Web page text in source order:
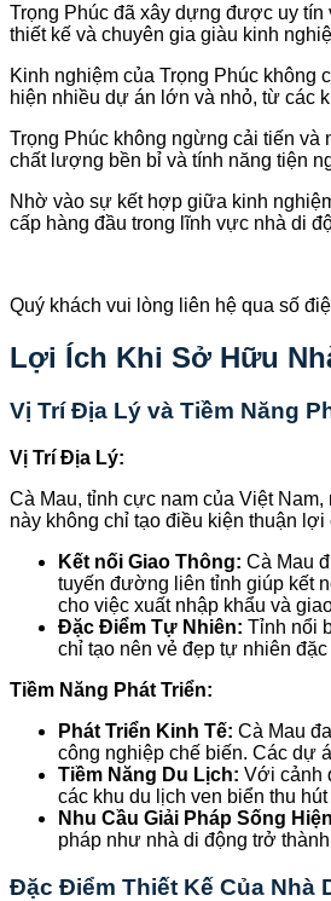
Trọng Phúc đã xây dựng được uy
thiết kế và chuyên gia giàu kinh
Kinh nghiệm của Trọng Phúc không
hiện nhiều dự án lớn và nhỏ, từ các
Trọng Phúc không ngừng cải tiến và
chất lượng bền bỉ và tính năng tiện
Nhờ vào sự kết hợp giữa kinh
cấp hàng đầu trong lĩnh vực nhà di
Quý khách vui lòng liên hệ qua số
Lợi Ích Khi Sở Hữu
Vị Trí Địa Lý và Tiềm Năng
Vị Trí Địa Lý:
Cà Mau, tỉnh cực nam của Việt
này không chỉ tạo điều kiện thuận
Kết nối Giao Thông: Cà Mau
tuyến đường liên tỉnh giúp kết
cho việc xuất nhập khẩu và
Đặc Điểm Tự Nhiên: Tỉnh nổi
chỉ tạo nên vẻ đẹp tự nhiên
Tiềm Năng Phát Triển:
Phát Triển Kinh Tế: Cà Mau
công nghiệp chế biến. Các dự
Tiềm Năng Du Lịch: Với cảnh
các khu du lịch ven biển thu
Nhu Cầu Giải Pháp Sống
pháp như nhà di động trở
Đặc Điểm Thiết Kế Của Nhà